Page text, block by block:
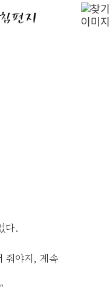
다.
줘야지, 계속